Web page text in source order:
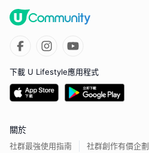
下載 U Lifestyle應用程式
關於
社群最強使用指南
社群創作有價企劃